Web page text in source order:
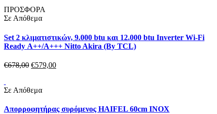
ΠΡΟΣΦΟΡΑ
Σε Απόθεμα
Set 2 κλιματιστικών, 9.000 btu και 12.000 btu Inverter Wi-Fi
Ready Α++/Α+++ Nitto Akira (By TCL)
€678,00 €579,00
Σε Απόθεμα
Απορροφητήρας συρόμενος HAIFEL 60cm INOX